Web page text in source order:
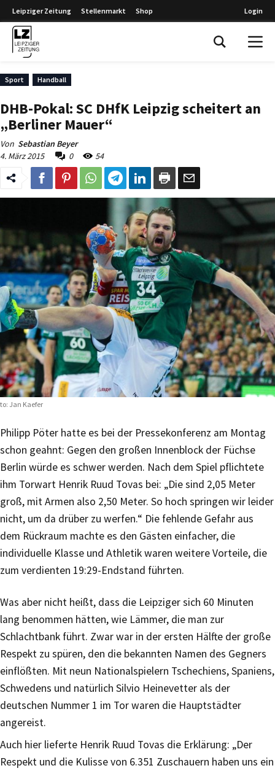
Leipziger Zeitung Stellenmarkt Shop Login
Sport Handball
DHB-Pokal: SC DHfK Leipzig scheitert an
„Berliner Mauer“
Von Sebastian Beyer
4. März 2015
0 54
Jan Kaefer
Philipp Pöter hatte es bei der Pressekonferenz am Montag
schon geahnt: Gegen den großen Innenblock der Füchse
Berlin würde es schwer werden. Nach dem Spiel pflichtete
ihm Torwart Henrik Ruud Tovas bei: „Die sind 2,05 Meter
groß, mit Armen also 2,50 Meter. So hoch springen wir leider
nicht, um da drüber zu werfen.“ Die fehlende Gefahr aus
dem Rückraum machte es den Gästen einfacher, die
individuelle Klasse und Athletik waren weitere Vorteile, die
zum verdienten 19:29-Endstand führten.
Was aber nicht heißt, dass die Leipziger sich 60 Minuten
lang benommen hätten, wie Lämmer, die man zur
Schlachtbank führt. Zwar war in der ersten Hälfte der große
Respekt zu spüren, den die bekannten Namen des Gegners
einflößten. Mit neun Nationalspielern Tschechiens, Spaniens,
Schwedens und natürlich Silvio Heinevetter als der
deutschen Nummer 1 im Tor waren die Hauptstädter
angereist.
Auch hier lieferte Henrik Ruud Tovas die Erklärung: „Der
Respekt und die Kulisse von 6.351 Zuschauern haben uns ein